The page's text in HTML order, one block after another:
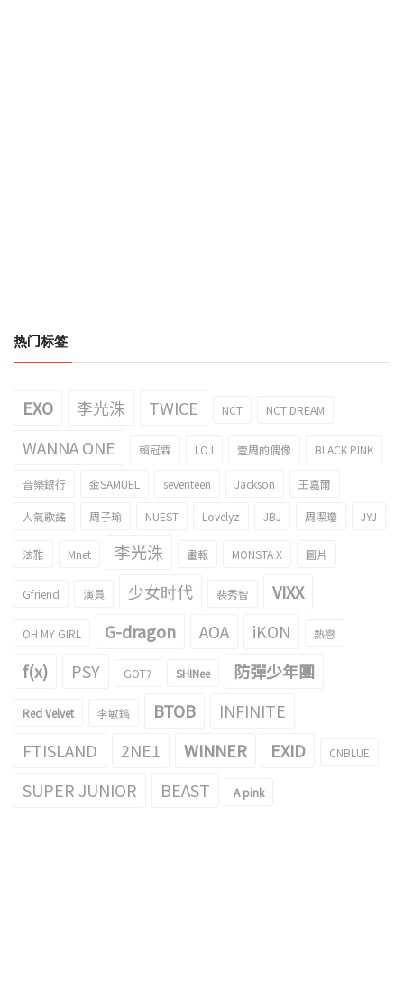
热门标签
EXO 李光洙 TWICE NCT NCT DREAM
WANNA ONE 賴冠霖 I.O.I 壹周的偶像 BLACK PINK
音樂銀行 金SAMUEL seventeen Jackson 王嘉爾
人氣歌謠 周子瑜 NUEST Lovelyz JBJ 周潔瓊 JYJ
泫雅 Mnet 李光洙 畫報 MONSTA X 圖片
Gfriend 演員 少女时代 裴秀智 VIXX
OH MY GIRL G-dragon AOA iKON 熱戀
f(x) PSY GOT7 SHINee 防彈少年團
Red Velvet 李敏鎬 BTOB
INFINITE
FTISLAND
2NE1 WINNER EXID CNBLUE
SUPER JUNIOR BEAST A pink